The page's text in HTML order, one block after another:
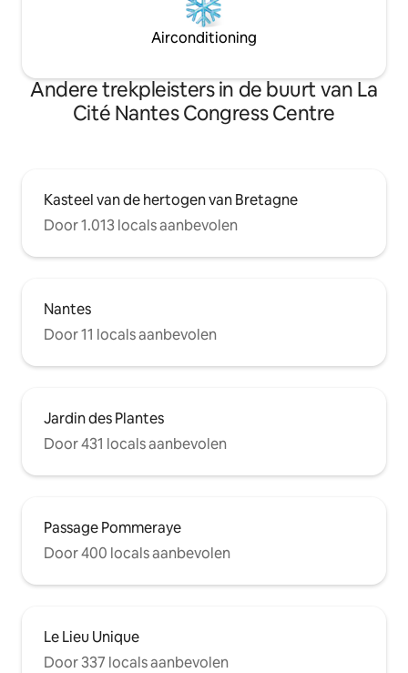
Airconditioning
Andere trekpleisters in de buurt van La
Cité Nantes Congress Centre
Kasteel van de hertogen van Bretagne
Door 1.013 locals aanbevolen
Nantes
Door 11 locals aanbevolen
Jardin des Plantes
Door 431 locals aanbevolen
Passage Pommeraye
Door 400 locals aanbevolen
Le Lieu Unique
Door 337 locals aanbevolen